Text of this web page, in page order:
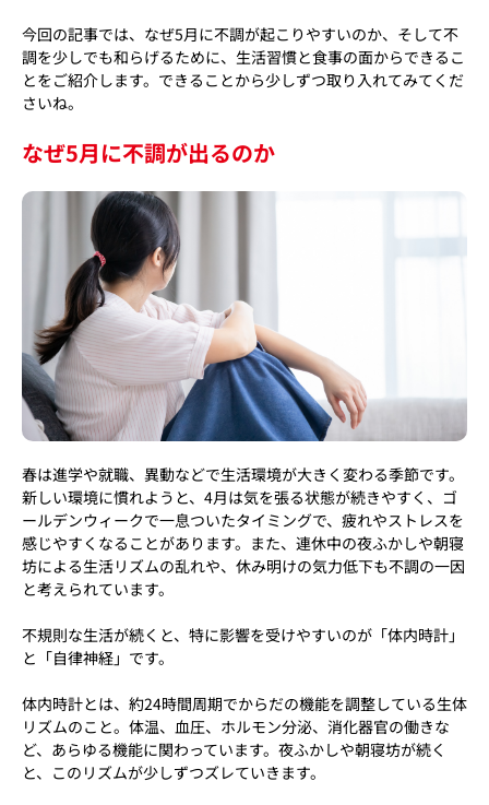
今回の記事では、なぜ5月に不調が起こりやすいのか、そして不
調を少しでも和らげるために、生活習慣と食事の面からできるこ
とをご紹介します。できることから少しずつ取り入れてみてくだ
さいね。
なぜ5月に不調が出るのか
春は進学や就職、異動などで生活環境が大きく変わる季節です。
新しい環境に慣れようと、4月は気を張る状態が続きやすく、ゴ
ールデンウィークで一息ついたタイミングで、疲れやストレスを
感じやすくなることがあります。また、連休中の夜ふかしや朝寝
坊による生活リズムの乱れや、休み明けの気力低下も不調の一因
と考えられています。
不規則な生活が続くと、特に影響を受けやすいのが「体内時計」
と「自律神経」です。
体内時計とは、約24時間周期でからだの機能を調整している生体
リズムのこと。体温、血圧、ホルモン分泌、消化器官の働きな
ど、あらゆる機能に関わっています。夜ふかしや朝寝坊が続く
と、このリズムが少しずつズレていきます。